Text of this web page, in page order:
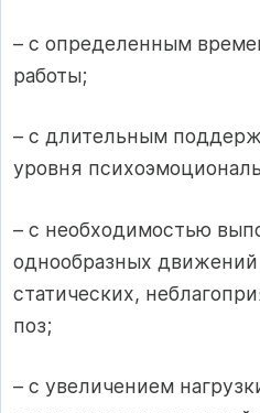
– с определенным
работы;
– с длительным
уровня
– с необходимостью
однообразных
статических,
поз;
– с увеличением